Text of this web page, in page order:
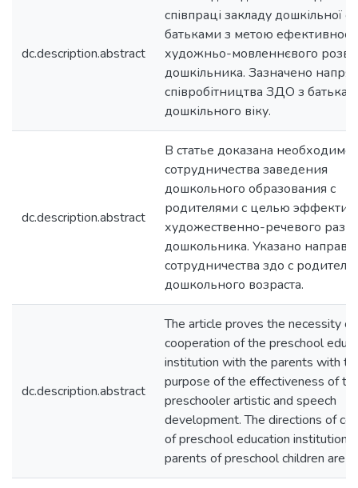
dc.description.abstract
співпраці закладу дошкільної
батьками з метою ефективності
художньо-мовленнєвого
дошкільника. Зазначено
співробітництва ЗДО з
дошкільного віку.
dc.description.abstract
В статье доказана
сотрудничества заведения
дошкольного образования с
родителями с целью
художественно-речевого
дошкольника. Указано
сотрудничества здо с
дошкольного возраста.
dc.description.abstract
The article proves the necessity of
cooperation of the preschool
institution with the parents with
purpose of the effectiveness of
preschooler artistic and speech
development. The directions of
of preschool education institution
parents of preschool children are